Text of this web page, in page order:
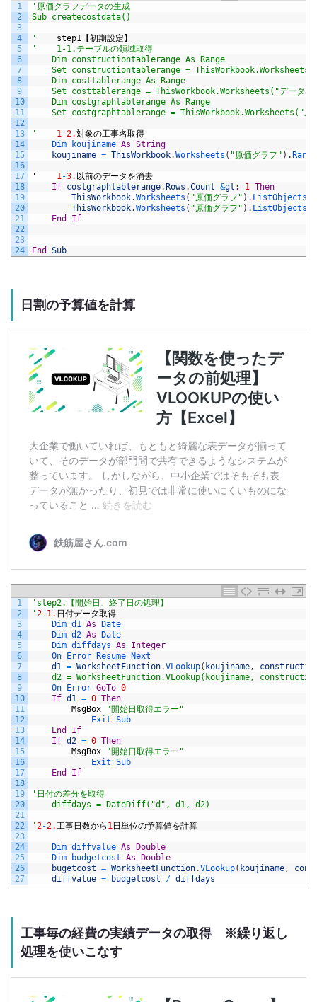
1
2
3
4
5
6
7
8
9
10
11
12
13
14
15
16
17
18
19
20
21
22
23
24
'原価グラフデータの生成
Sub createcostdata()
' step1
【初期設定】
'    1-1.テーブルの領域取得
Dim constructiontablerange As Range
Set constructiontablerange = ThisWorkbook.Worksheets("
Dim costtablerange As Range
Set costtablerange = ThisWorkbook.Worksheets("データセ
Dim costgraphtablerange As Range
Set costgraphtablerange = ThisWorkbook.Worksheets("原価
' 1 -2.対象の工事名取得
Dim
koujiname As String
koujiname = ThisWorkbook.Worksheets ( "原価グラフ" ) .Range
' 1 -3. 以前のデータを消去
If
costgraphtablerange.Rows .Count &gt ; 1
Then
ThisWorkbook.Worksheets ( "原価グラフ" ) . ListObjects
ThisWorkbook.Worksheets ( "原価グラフ" ) . ListObjects
End
If
End Sub
日割の予算値を計算
1
2
3
4
5
6
7
8
9
10
11
12
13
14
15
16
17
18
19
20
21
22
23
24
25
26
27
'step2.【開始日、終了日の処理】
'2-1. 日付データ取得
Dim d1 As
Date
Dim d2 As
Date
Dim diffdays As
Integer
On
Error Resume
Next
d1 = WorksheetFunction.VLookup( koujiname,
d2 = WorksheetFunction.VLookup(koujiname,
On
Error GoTo 0
If d1 = 0 Then
MsgBox
"開始日取得エラー"
Exit Sub
End
If
If d2 = 0 Then
MsgBox
"開始日取得エラー"
Exit Sub
End
If
'日付の差分を取得
diffdays = DateDiff("d", d1, d2)
'2-2.工事日数から 1日単位の予算値を計算
Dim diffvalue As
Double
Dim
budgetcost As
Double
bugetcost = WorksheetFunction.VLookup( koujiname,
diffvalue = budgetcost / diffdays
工事毎の経費の実績データの取得 ※繰り返し
処理を使いこなす